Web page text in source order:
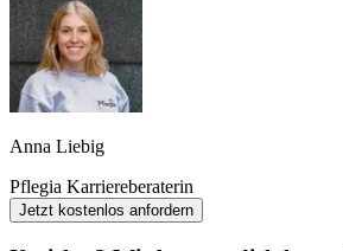
Anna Liebig
Pflegia Karriereberaterin
Jetzt kostenlos anfordern